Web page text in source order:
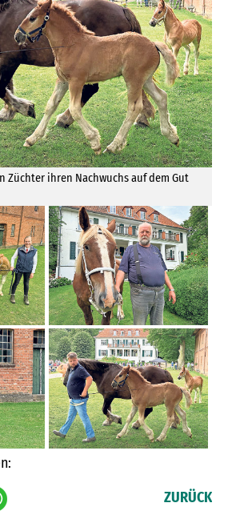
Züchter ihren Nachwuchs auf dem Gut
ZURÜCK